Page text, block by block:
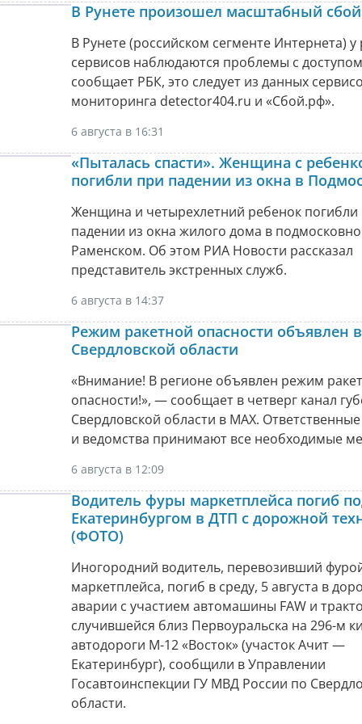
В Рунете произошел масштабный сбой
В Рунете (российском сегменте Интернета) у
сервисов наблюдаются проблемы с
сообщает РБК, это следует из данных
мониторинга detector404.ru и «Сбой.рф».
6 августа в 16:31
«Пыталась спасти». Женщина с
погибли при падении из окна в
Женщина и четырехлетний ребенок погибли
падении из окна жилого дома в
Раменском. Об этом РИА Новости рассказал
представитель экстренных служб.
6 августа в 14:37
Режим ракетной опасности объявлен в
Свердловской области
«Внимание! В регионе объявлен режим
опасности!», — сообщает в четверг канал
Свердловской области в МАХ.
и ведомства принимают все необходимые
6 августа в 12:09
Водитель фуры маркетплейса погиб
Екатеринбургом в ДТП с дорожной
(ФОТО)
Иногородний водитель, перевозивший
маркетплейса, погиб в среду, 5 августа в
аварии с участием автомашины FAW и
случившейся близ Первоуральска на 296-м
автодороги М-12 «Восток» (участок Ачит —
Екатеринбург), сообщили в Управлении
Госавтоинспекции ГУ МВД России по
области.